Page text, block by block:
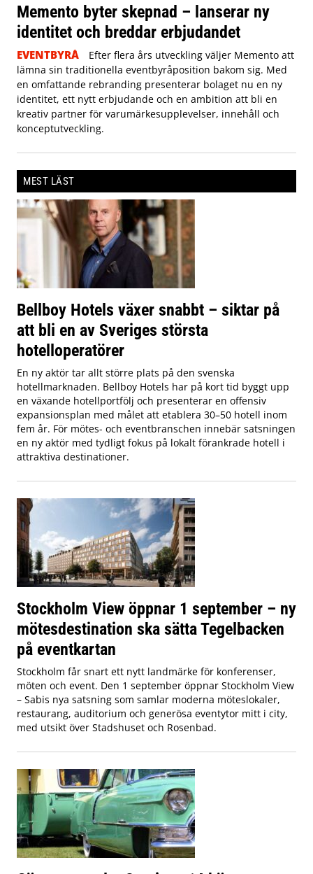
Memento byter skepnad – lanserar ny
identitet och breddar erbjudandet
EVENTBYRÅ
Efter flera års utveckling väljer Memento att
lämna sin traditionella eventbyråposition bakom sig. Med
en omfattande rebranding presenterar bolaget nu en ny
identitet, ett nytt erbjudande och en ambition att bli en
kreativ partner för varumärkesupplevelser, innehåll och
konceptutveckling.
MEST LÄST
Bellboy Hotels växer snabbt – siktar på
att bli en av Sveriges största
hotelloperatörer
En ny aktör tar allt större plats på den svenska
hotellmarknaden. Bellboy Hotels har på kort tid byggt upp
en växande hotellportfölj och presenterar en offensiv
expansionsplan med målet att etablera 30–50 hotell inom
fem år. För mötes- och eventbranschen innebär satsningen
en ny aktör med tydligt fokus på lokalt förankrade hotell i
attraktiva destinationer.
Stockholm View öppnar 1 september – ny
mötesdestination ska sätta Tegelbacken
på eventkartan
Stockholm får snart ett nytt landmärke för konferenser,
möten och event. Den 1 september öppnar Stockholm View
– Sabis nya satsning som samlar moderna möteslokaler,
restaurang, auditorium och generösa eventytor mitt i city,
med utsikt över Stadshuset och Rosenbad.